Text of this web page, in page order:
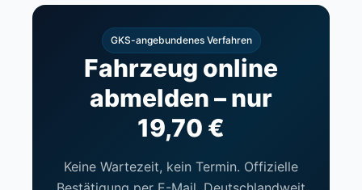
GKS-angebundenes Verfahren
Fahrzeug online
abmelden – nur
19,70 €
Keine Wartezeit, kein Termin. Offizielle